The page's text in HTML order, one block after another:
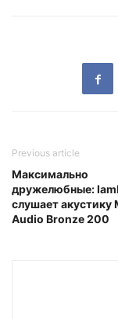
Previous article
Максимально
дружелюбные:
слушает акустику
Audio Bronze 200